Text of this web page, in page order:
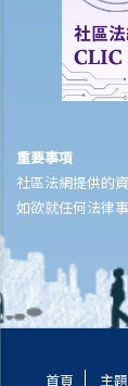
8. 物業買賣合
9. 處理物業交
10. 臨時賣買
可以做甚麼？
違反買賣合約的
破），另外一方
完成買賣交易
1. 雙方在簽署正
重要事項
社區法網提供的
如欲就任何法律
首頁 主題